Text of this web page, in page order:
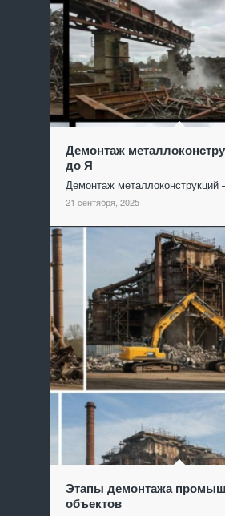
Демонтаж
до Я
Демонтаж
21 сентября, 2025
Этапы демонтажа
объектов